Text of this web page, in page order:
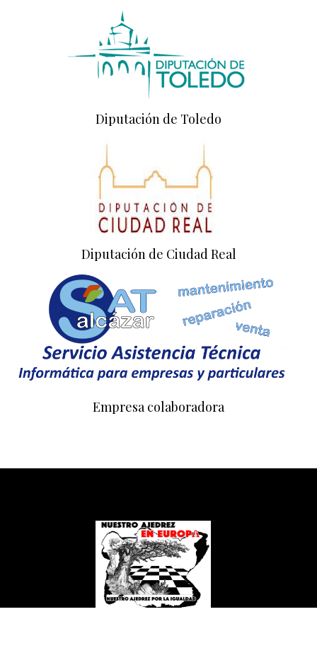
Diputación de Toledo
Diputación de Ciudad Real
Empresa colaboradora